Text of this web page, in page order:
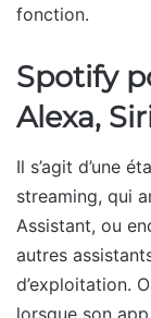
fonction.
Spotify
Alexa,
Il s’agit d’une
streaming, qui
Assistant, ou
autres
d’exploitation.
lorsque son